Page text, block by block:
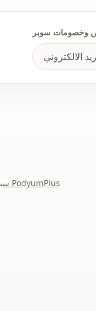
سياسة الإرجاع والاسترداد الخاصة بـ PodyumPlus